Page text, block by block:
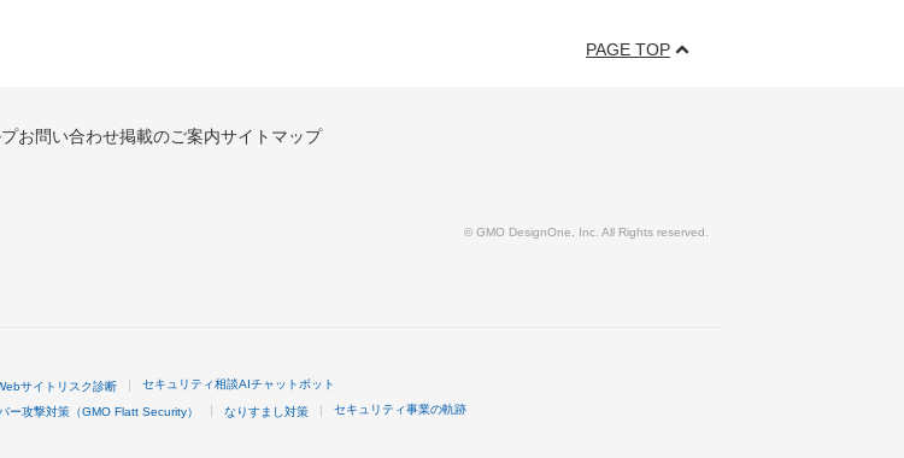
PAGE TOP
お問い合わせ掲載のご案内サイトマップ
© GMO DesignOne, Inc. All Rights reserved.
サイトリスク診断 セキュリティ相談AIチャットボット
ー攻撃対策（GMO Flatt Security） なりすまし対策 セキュリティ事業の軌跡